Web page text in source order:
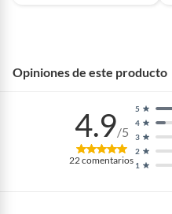
Opiniones de este producto
4.9/5
22comentarios 1
2
3
4
5